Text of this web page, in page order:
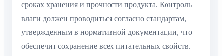
сроках хранения и прочности продукта. Контроль
влаги должен проводиться согласно стандартам,
утвержденным в нормативной документации, что
обеспечит сохранение всех питательных свойств.